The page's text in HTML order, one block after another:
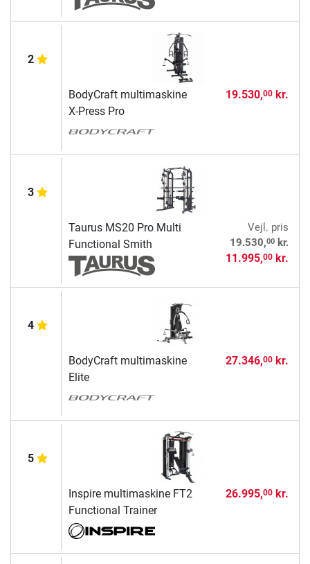
2
BodyCraft multimaskine
X-Press Pro
19.530,00kr.
3
Taurus MS20 Pro Multi
Functional Smith
Vejl. pris
19.530,00kr.
11.995,00kr.
4
BodyCraft multimaskine
Elite
27.346,00kr.
5
Inspire multimaskine FT2
Functional Trainer
26.995,00kr.